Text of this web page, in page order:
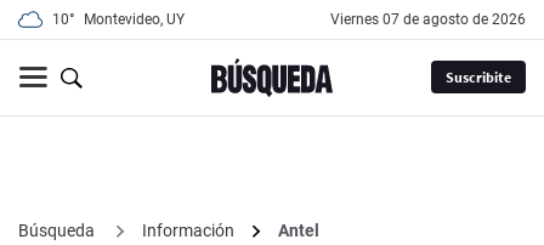
10° Montevideo, UY viernes 07 de agosto de 2026
Suscribite
Búsqueda Información
Antel